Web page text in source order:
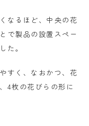
なるほど、中央の花
で製品の設置スペー
た。
すく、なおかつ、花
4枚の花びらの形に